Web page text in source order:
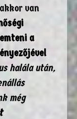
van
a
halála után,
még